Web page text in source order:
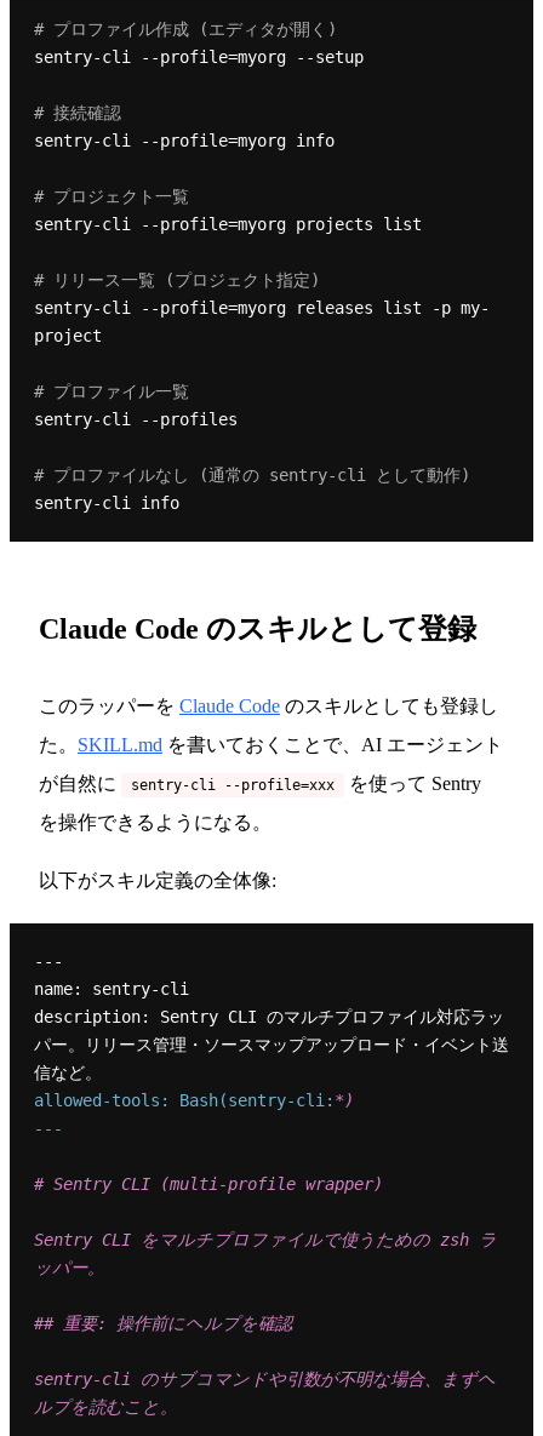
# プロファイル作成 (エディタが開く)
sentry-cli --profile=myorg --setup
# 接続確認
sentry-cli --profile=myorg info
# プロジェクト一覧
sentry-cli --profile=myorg projects list
# リリース一覧 (プロジェクト指定)
sentry-cli --profile=myorg releases list -p my-
project
# プロファイル一覧
sentry-cli --profiles
# プロファイルなし (通常の sentry-cli として動作)
sentry-cli info
Claude Code のスキルとして登録
このラッパーを Claude Code のスキルとしても登録し
た。 SKILL.md を書いておくことで、AI エージェント
が自然に
sentry-cli --profile=xxx
を使って Sentry
を操作できるようになる。
以下がスキル定義の全体像:
---
name: sentry-cli
description: Sentry CLI のマルチプロファイル対応ラッ
パー。リリース管理・ソースマップアップロード・イベント送
allowed-tools: Bash(sentry-cli: *)
---
# Sentry CLI (multi-profile wrapper)
Sentry CLI をマルチプロファイルで使うための zsh ラ
ッパー。
## 重要: 操作前にヘルプを確認
sentry-cli のサブコマンドや引数が不明な場合、まずヘ
ルプを読むこと。